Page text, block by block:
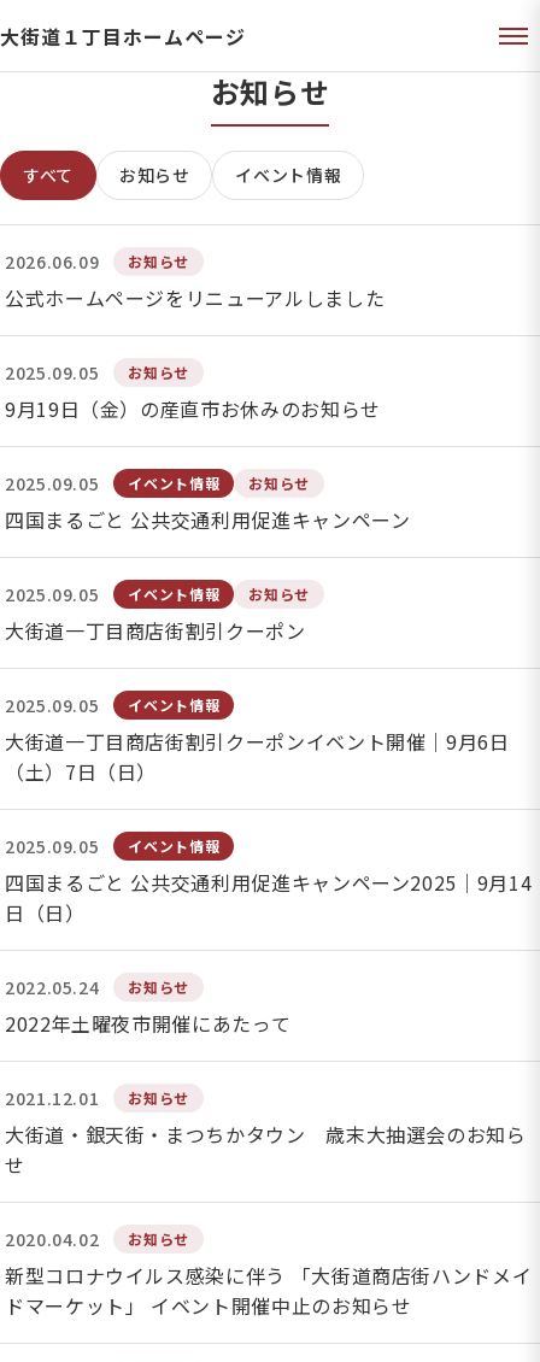
大街道１丁目ホームページ
お知らせ
すべて お知らせ イベント情報
2026.06.09 お知らせ
公式ホームページをリニューアルしました
2025.09.05 お知らせ
9月19日（金）の産直市お休みのお知らせ
2025.09.05 イベント情報 お知らせ
四国まるごと 公共交通利用促進キャンペーン
2025.09.05 イベント情報 お知らせ
大街道一丁目商店街割引クーポン
2025.09.05 イベント情報
大街道一丁目商店街割引クーポンイベント開催｜9月6日
（土）7日（日）
2025.09.05 イベント情報
四国まるごと 公共交通利用促進キャンペーン2025｜9月14
日（日）
2022.05.24 お知らせ
2022年土曜夜市開催にあたって
2021.12.01 お知らせ
大街道・銀天街・まつちかタウン 歳末大抽選会のお知ら
せ
2020.04.02 お知らせ
新型コロナウイルス感染に伴う 「大街道商店街ハンドメイ
ドマーケット」 イベント開催中止のお知らせ